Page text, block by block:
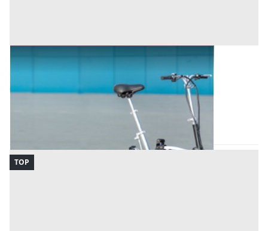
Veicoli all'asta a Vigodarzere
3.375 € 4.500 €
TOP